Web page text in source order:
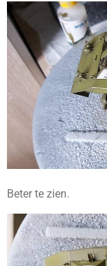
Beter te zien.